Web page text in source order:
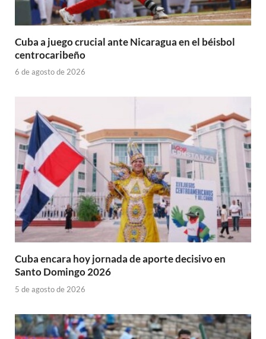
Cuba a juego crucial ante Nicaragua en el béisbol
centrocaribeño
6 de agosto de 2026
Cuba encara hoy jornada de aporte decisivo en
Santo Domingo 2026
5 de agosto de 2026